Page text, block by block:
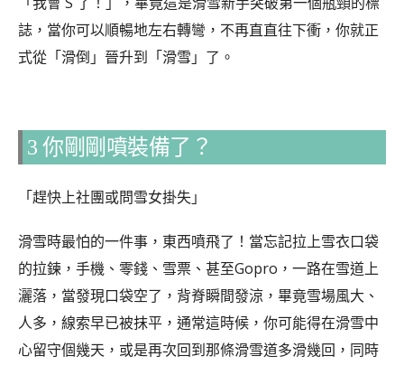
誌，當你可以順暢地左右轉彎，不再直直往下衝，你就正
式從「滑倒」晉升到「滑雪」了。
3 你剛剛噴裝備了？
「趕快上社團或問雪女掛失」
滑雪時最怕的一件事，東西噴飛了！當忘記拉上雪衣口袋
的拉鍊，手機、零錢、雪票、甚至Gopro，一路在雪道上
灑落，當發現口袋空了，背脊瞬間發涼，畢竟雪場風大、
人多，線索早已被抹平，通常這時候，你可能得在滑雪中
心留守個幾天，或是再次回到那條滑雪道多滑幾回，同時